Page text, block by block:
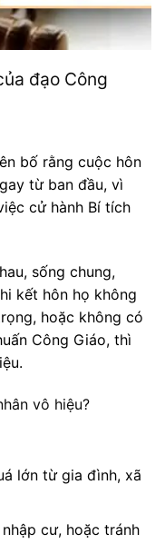
đạo Công
bố rằng cuộc hôn
từ ban đầu, vì
cử hành Bí tích
sống chung,
kết hôn họ không
hoặc không có
Công Giáo, thì
vô hiệu?
lớn từ gia đình, xã
cư, hoặc tránh